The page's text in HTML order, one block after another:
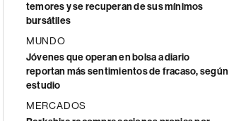
temores y se recuperan de sus mínimos
bursátiles
MUNDO
Jóvenes que operan en bolsa a diario
reportan más sentimientos de fracaso, según
estudio
MERCADOS